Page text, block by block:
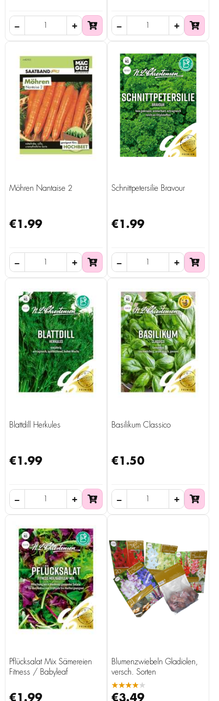
Möhren Nantaise 2
€1.99
Schnittpetersilie Bravour
€1.99
Blattdill Herkules
€1.99
Basilikum Classico
€1.50
Pflücksalat Mix Sämereien
Fitness / Babyleaf
€1.99
Blumenzwiebeln Gladiolen,
versch. Sorten
★★★★★
€3.49